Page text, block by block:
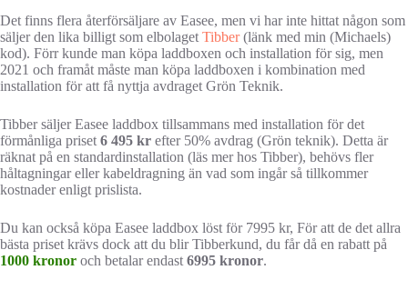
Det finns flera återförsäljare av Easee, men vi har inte hittat någon som
säljer den lika billigt som elbolaget Tibber(länk med min (Michaels)
kod). Förr kunde man köpa laddboxen och installation för sig, men
2021 och framåt måste man köpa laddboxen i kombination med
installation för att få nyttja avdraget Grön Teknik.
Tibber säljer Easee laddbox tillsammans med installation för det
förmånliga priset 6 495 kr efter 50% avdrag (Grön teknik). Detta är
räknat på en standardinstallation (läs mer hos Tibber), behövs fler
håltagningar eller kabeldragning än vad som ingår så tillkommer
kostnader enligt prislista.
Du kan också köpa Easee laddbox löst för 7995 kr, För att de det allra
bästa priset krävs dock att du blir Tibberkund, du får då en rabatt på
1000 kronor och betalar endast 6995 kronor.